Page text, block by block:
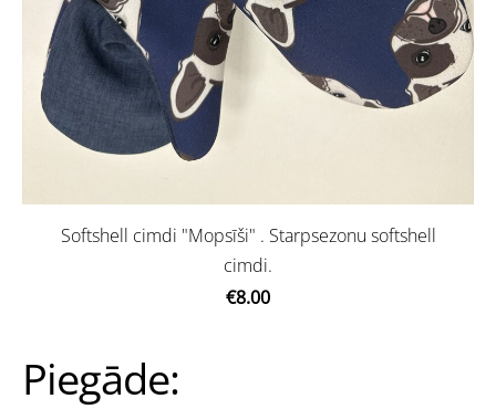
Piegāde:
Softshell cimdi "Mopsīši" . Starpsezonu softshell
cimdi.
€8.00